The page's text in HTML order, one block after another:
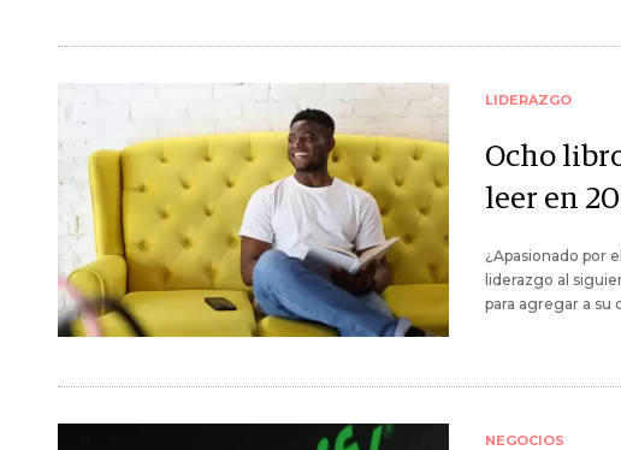
LIDERAZGO
Ocho
leer en
¿Apasionado por
liderazgo al
para agregar a su
NEGOCIOS